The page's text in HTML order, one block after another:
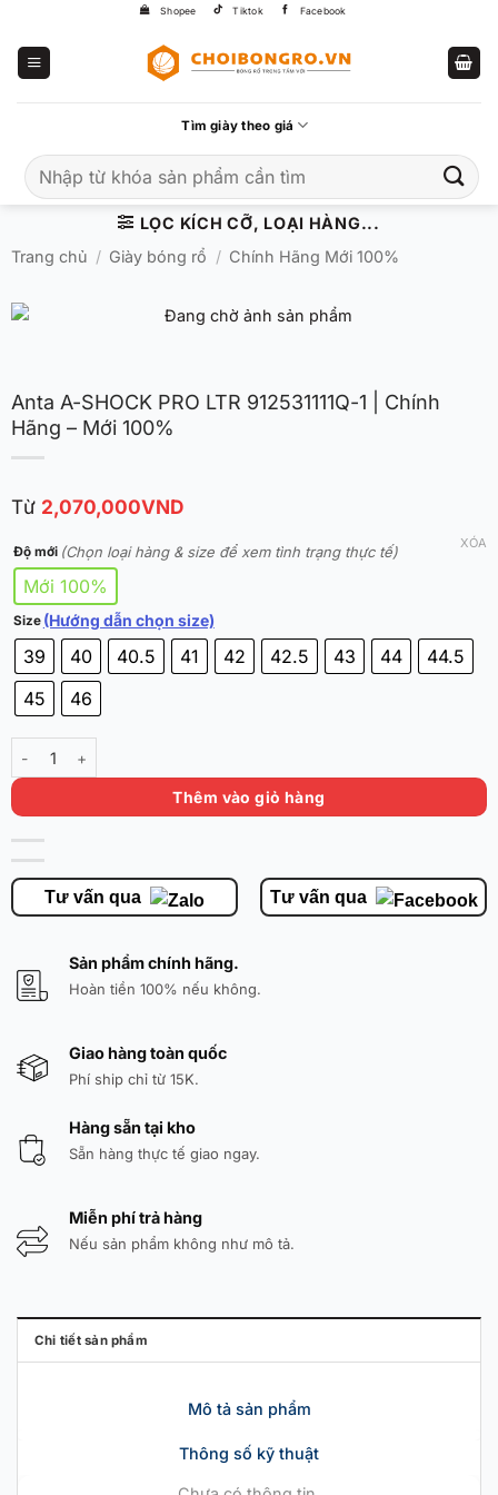
Shopee Tiktok Facebook
Tìm giày theo giá
kiếm:
LỌC KÍCH CỠ, LOẠI HÀNG...
Trang chủ / Giày bóng rổ / Chính Hãng Mới 100%
Anta A-SHOCK PRO LTR 912531111Q-1 | Chính
Hãng – Mới 100%
Từ 2,070,000VND
Độ mới (Chọn loại hàng & size để xem tình trạng thực tế)
Mới 100%
Size (Hướng dẫn chọn size)
39 40 40.5 41 42 42.5 43 44
44.5
45
46
XÓA
Anta A-SHOCK PRO LTR 912531111Q-1 | Chính Hãng - Mới 100% số
Thêm vào giỏ hàng
Tư vấn qua Tư vấn qua
Sản phẩm chính hãng.
Hoàn tiền 100% nếu không.
Giao hàng toàn quốc
Phí ship chỉ từ 15K.
Hàng sẵn tại kho
Sẵn hàng thực tế giao ngay.
Miễn phí trả hàng
Nếu sản phẩm không như mô tả.
Chi tiết sản phẩm
Mô tả sản phẩm
Thông số kỹ thuật